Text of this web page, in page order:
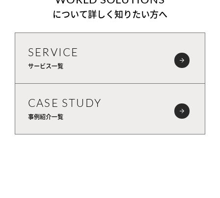
について詳しく知りたい方へ
SERVICE
サービス一覧
CASE STUDY
事例紹介一覧